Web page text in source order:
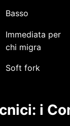
Basso
Immediata per
chi migra
Soft fork
i